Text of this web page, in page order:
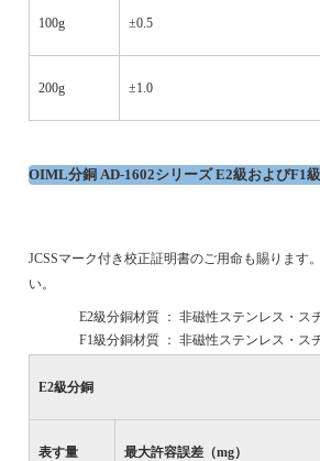
100g ±0.5
200g ±1.0
OIML分銅 AD-1602シリーズ E2級およびF1
JCSSマーク付き校正証明書のご用命も賜ります
い。
E2級分銅材質 ： 非磁性ステンレス・ス
F1級分銅材質 ： 非磁性ステンレス・ス
E2級分銅
表す量 最大許容誤差（mg）